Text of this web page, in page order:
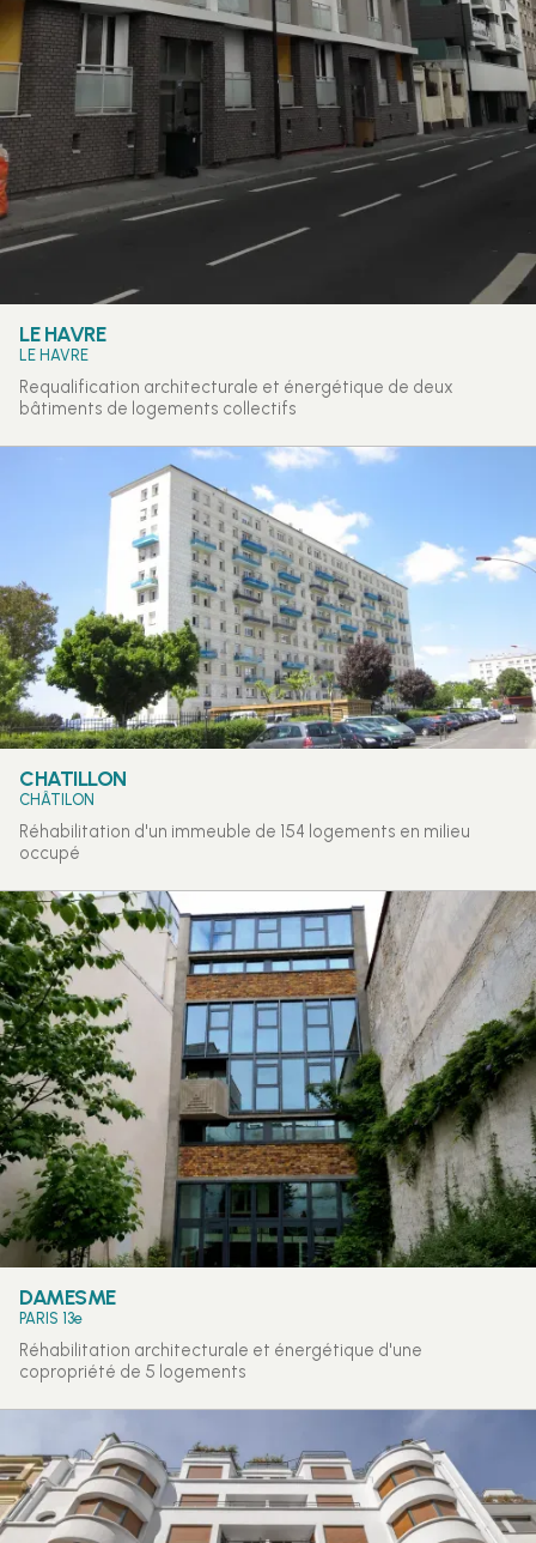
LE HAVRE
LE HAVRE
Requalification architecturale et énergétique de deux
bâtiments de logements collectifs
CHATILLON
CHÂTILON
Réhabilitation d'un immeuble de 154 logements en milieu
occupé
DAMESME
PARIS 13e
Réhabilitation architecturale et énergétique d'une
copropriété de 5 logements